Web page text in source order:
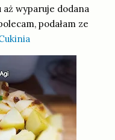
aż wyparuje dodana
podałam ze